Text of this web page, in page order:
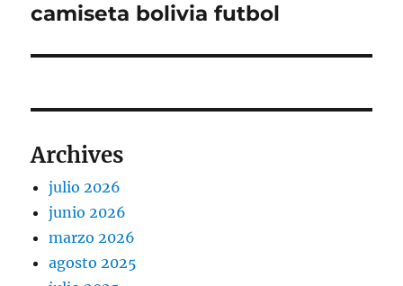
Entrada
camiseta bolivia futbol
Archives
julio 2026
junio 2026
marzo 2026
agosto 2025